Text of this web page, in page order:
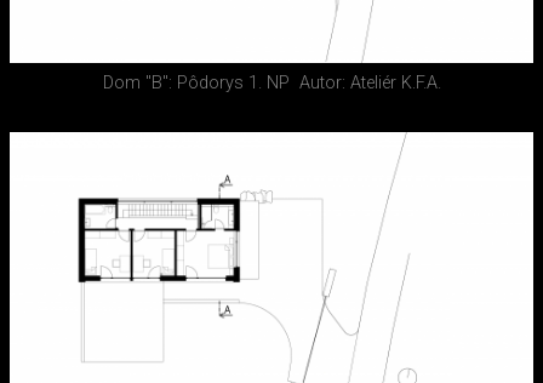
Dom "B": Pôdorys 1. NP Autor: Ateliér K.F.A.